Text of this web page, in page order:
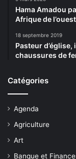
Hama Amadou
Afrique de
18 septembre 2019
Pasteur
chaussures de
Catégories
Agenda
Agriculture
Art
Banque et